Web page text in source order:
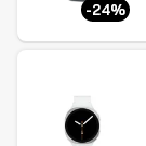
-24%